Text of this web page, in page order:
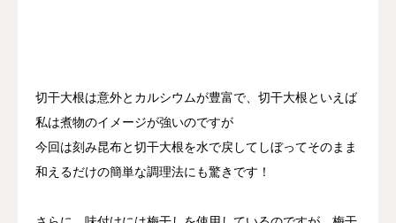
切干大根は意外とカルシウムが豊富で、切干大根といえば
私は煮物のイメージが強いのですが
今回は刻み昆布と切干大根を水で戻してしぼってそのまま
和えるだけの簡単な調理法にも驚きです！